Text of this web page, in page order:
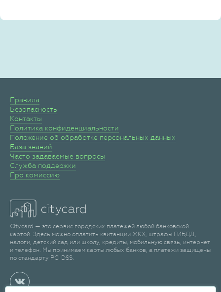
Правила
Безопасность
Контакты
Политика конфиденциальности
Положение об обработке персональных данных
База знаний
Часто задаваемые вопросы
Служба поддержки
Про комиссию
Citycard — это сервис городских платежей любой банковской
картой. Здесь можно оплатить квитанции ЖКХ, штрафы ГИБДД,
налоги, детский сад или школу, кредиты, мобильную связь, интернет
и телефон. Мы принимаем карты любых банков, а платежи защищены
по стандарту PCI DSS.